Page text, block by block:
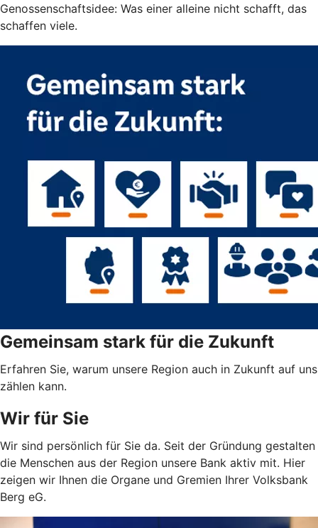
Genossenschaftsidee: Was einer alleine nicht schafft, das
schaffen viele.
Gemeinsam stark für die Zukunft
Erfahren Sie, warum unsere Region auch in Zukunft auf uns
zählen kann.
Wir für Sie
Wir sind persönlich für Sie da. Seit der Gründung gestalten
die Menschen aus der Region unsere Bank aktiv mit. Hier
zeigen wir Ihnen die Organe und Gremien Ihrer Volksbank
Berg eG.